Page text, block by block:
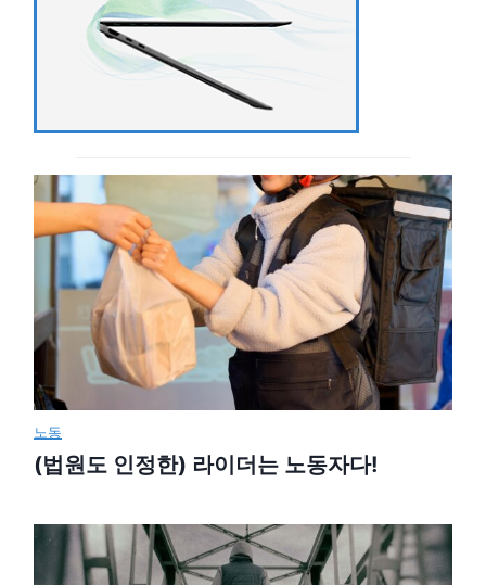
노동
(법원도 인정한) 라이더는 노동자다!